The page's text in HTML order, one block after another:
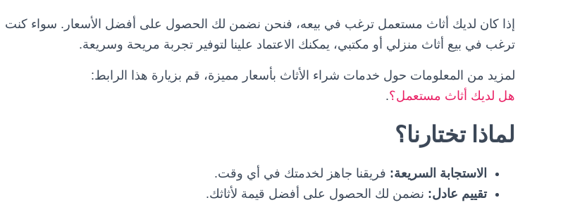
إذا كان لديك أثاث مستعمل ترغب في بيعه، فنحن نضمن لك الحصول على أفضل الأسعار. سواء كنت
ترغب في بيع أثاث منزلي أو مكتبي، يمكنك الاعتماد علينا لتوفير تجربة مريحة وسريعة.
لمزيد من المعلومات حول خدمات شراء الأثاث بأسعار مميزة، قم بزيارة هذا الرابط:
هل لديك أثاث مستعمل؟.
لماذا تختارنا؟
الاستجابة السريعة: فريقنا جاهز لخدمتك في أي وقت.
تقييم عادل: نضمن لك الحصول على أفضل قيمة لأثاثك.